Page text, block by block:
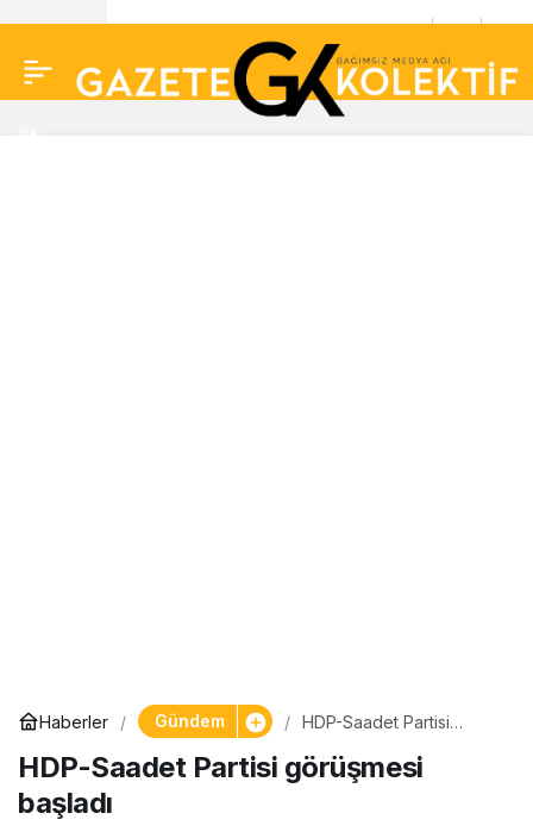
Haberler Gündem
HDP-Saadet Partisi
HDP-Saadet Partisi görüşmesi
başladı
görüşmesi başladı